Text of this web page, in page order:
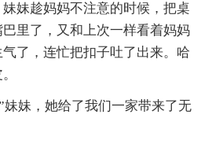
妹趁妈妈不注意的时候，把桌
里了，又和上次一样看着妈妈
了，连忙把扣子吐了出来。哈
妹妹，她给了我们一家带来了无